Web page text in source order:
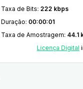
Taxa de Bits: 222 kbps
Duração: 00:00:01
Taxa de Amostragem: 44.1
Licença Digital